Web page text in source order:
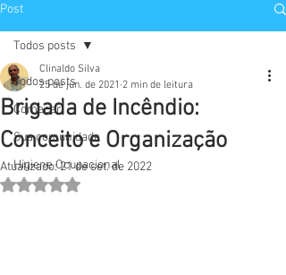
Post
Todos posts
Começar
Sua comunidade
Higiene Ocupacional
Todos posts
Brigada de Incêndio:
Conceito e Organização
Clinaldo Silva
25 de jun. de 2021 2 min de leitura
Atualizado:21 de set. de 2022
Avaliado com NaN de 5 estrelas.